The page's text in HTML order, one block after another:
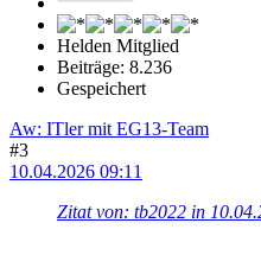
Helden Mitglied
Beiträge: 8.236
Gespeichert
Aw: ITler mit EG13-Team
#3
10.04.2026 09:11
Zitat von: tb2022 in